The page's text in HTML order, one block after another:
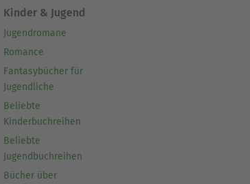
Kinder & Jugend
Jugendromane
Romance
Fantasybücher für
Jugendliche
Beliebte
Kinderbuchreihen
Beliebte
Jugendbuchreihen
Bücher über